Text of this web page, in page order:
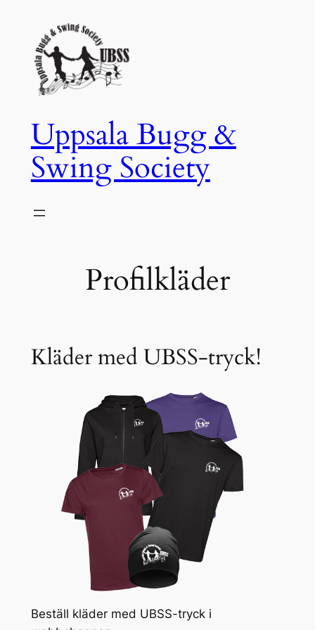
innehåll
Uppsala Bugg &
Swing Society
Profilkläder
Kläder med UBSS-tryck!
Beställ kläder med UBSS-tryck i